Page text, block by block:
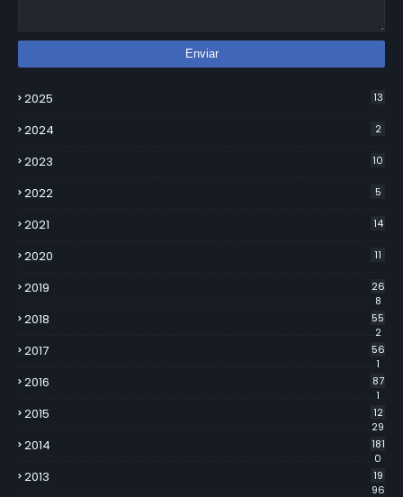
2025 13
2024 2
2023 10
2022 5
2021 14
2020 11
2019
26
8
2018
55
2
2017
56
1
2016
87
1
2015
12
29
2014
181
0
2013
19
96